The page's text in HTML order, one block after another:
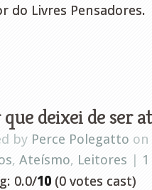
Livres Pensadores.
que deixei de ser
by Perce Polegatto on
, Ateísmo, Leitores |
0.0/10 (0 votes cast)